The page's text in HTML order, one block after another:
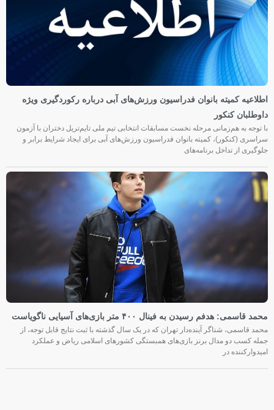
اطلاعیه کمیته بانوان فدراسیون ورزش‌های آبی درباره رکوردگیری ویژه
داوطلبان کنکور
با توجه به هم‌زمانی مرحله نخست مسابقات انتخابی تیم ملی تایم‌تریل دختران با آزمون
سراسری (کنکور)، کمیته بانوان فدراسیون ورزش‌های آبی برای ایجاد شرایط برابر و
جلوگیری از تداخل برنامه‌های
محمد قاسمی: هدفم رسیدن به فینال ۴۰۰ متر بازی‌های آسیایی ناگویاست
محمد قاسمی، شناگر آینده‌دار تهران که در یک سال گذشته با ثبت نتایج قابل توجه، از
جمله کسب دو مدال برنز بازی‌های همبستگی کشورهای اسلامی ریاض و عملکرد
امیدوارکننده در